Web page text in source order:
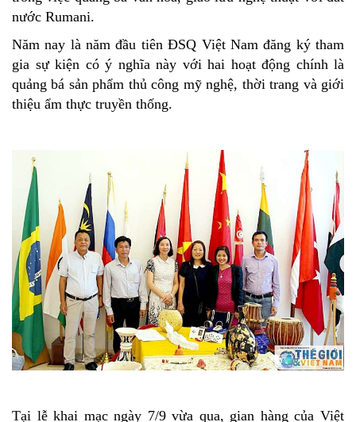
nước Rumani.
Năm nay là năm đầu tiên ĐSQ Việt Nam đăng ký tham
gia sự kiện có ý nghĩa này với hai hoạt động chính là
quảng bá sản phẩm thủ công mỹ nghệ, thời trang và giới
thiệu ẩm thực truyền thống.
Tại lễ khai mạc ngày 7/9 vừa qua, gian hàng của Việt